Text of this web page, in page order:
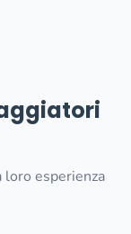
loro esperienza